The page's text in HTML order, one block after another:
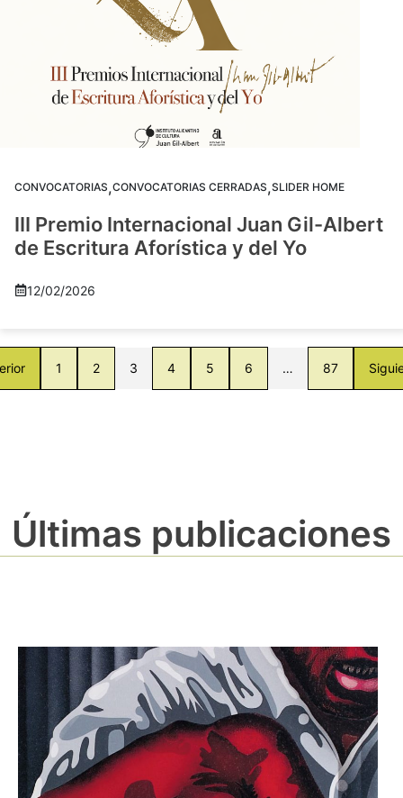
CONVOCATORIAS,CONVOCATORIAS CERRADAS,SLIDER HOME
III Premio Internacional Juan Gil-Albert
de Escritura Aforística y del Yo
12/02/2026
1 2 3 4 5 6 … 87
Últimas publicaciones